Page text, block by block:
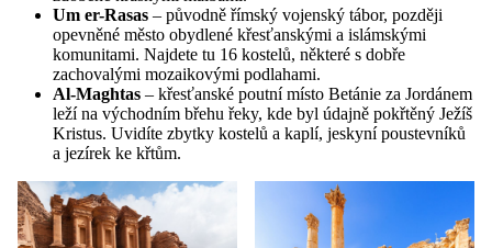
Um er-Rasas – původně římský vojenský tábor, později
opevněné město obydlené křesťanskými a islámskými
komunitami. Najdete tu 16 kostelů, některé s dobře
zachovalými mozaikovými podlahami.
Al-Maghtas – křesťanské poutní místo Betánie za Jordánem
leží na východním břehu řeky, kde byl údajně pokřtěný Ježíš
Kristus. Uvidíte zbytky kostelů a kaplí, jeskyní poustevníků
a jezírek ke křtům.